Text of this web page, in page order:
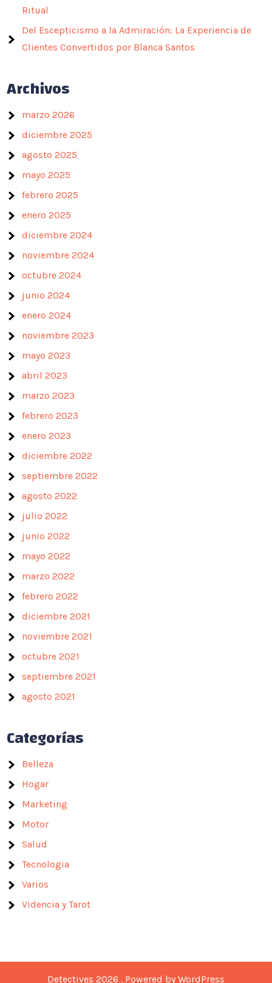
Ritual
Del Escepticismo a la Admiración: La Experiencia de
Clientes Convertidos por Blanca Santos
Archivos
marzo 2026
diciembre 2025
agosto 2025
mayo 2025
febrero 2025
enero 2025
diciembre 2024
noviembre 2024
octubre 2024
junio 2024
enero 2024
noviembre 2023
mayo 2023
abril 2023
marzo 2023
febrero 2023
enero 2023
diciembre 2022
septiembre 2022
agosto 2022
julio 2022
junio 2022
mayo 2022
marzo 2022
febrero 2022
diciembre 2021
noviembre 2021
octubre 2021
septiembre 2021
agosto 2021
Categorías
Belleza
Hogar
Marketing
Motor
Salud
Tecnologia
Varios
Videncia y Tarot
Detectives 2026 . Powered by WordPress